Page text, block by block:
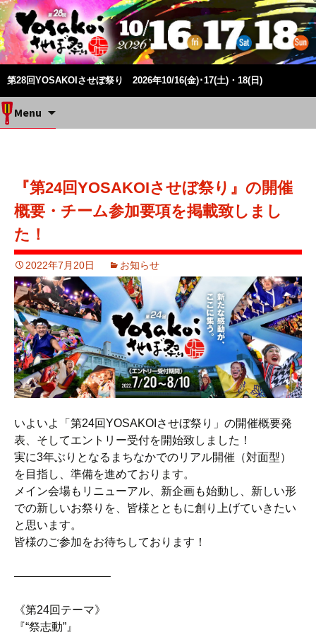
第28回YOSAKOIさせぼ祭り 2026年10/16(金)･17(土)・18(日)
Menu
『第24回YOSAKOIさせぼ祭り』の開催
概要・チーム参加要項を掲載致しまし
た！
2022年7月20日 お知らせ
いよいよ「第24回YOSAKOIさせぼ祭り」の開催概要発
表、そしてエントリー受付を開始致しました！
実に3年ぶりとなるまちなかでのリアル開催（対面型）
を目指し、準備を進めております。
メイン会場もリニューアル、新企画も始動し、新しい形
での新しいお祭りを、皆様とともに創り上げていきたい
と思います。
皆様のご参加をお待ちしております！
————————–
《第24回テーマ》
『“祭志動”』